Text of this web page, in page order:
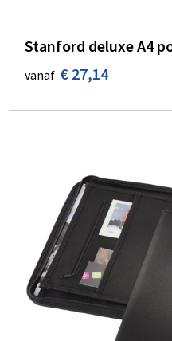
Stanford deluxe A4
vanaf € 27,14